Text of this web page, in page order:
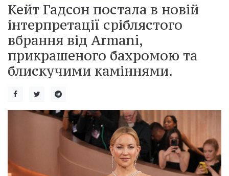
Кейт Гадсон постала в новій
інтерпретації сріблястого
вбрання від Armani,
прикрашеного бахромою та
блискучими каміннями.